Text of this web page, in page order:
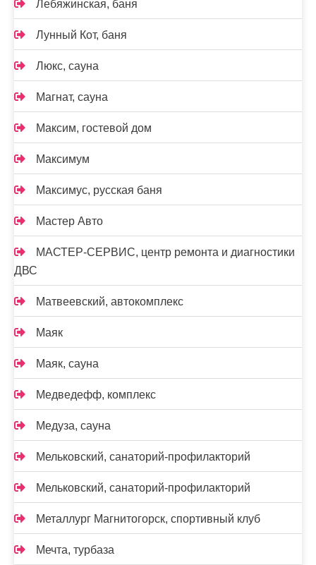
Лебяжинская, баня
Лунный Кот, баня
Люкс, сауна
Магнат, сауна
Максим, гостевой дом
Максимум
Максимус, русская баня
Мастер Авто
МАСТЕР-СЕРВИС, центр ремонта и диагностики
ДВС
Матвеевский, автокомплекс
Маяк
Маяк, сауна
Медведефф, комплекс
Медуза, сауна
Мельковский, санаторий-профилакторий
Мельковский, санаторий-профилакторий
Металлург Магнитогорск, спортивный клуб
Мечта, турбаза